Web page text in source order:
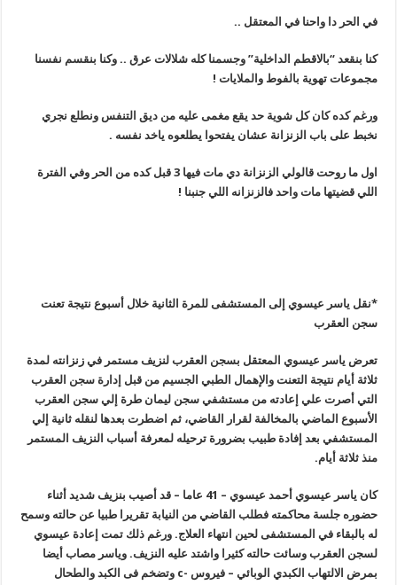
في الحر دا واحنا في المعتقل ..
كنا بنقعد “بالاقطم الداخلية” وجسمنا كله شلالات عرق .. وكنا بنقسم نفسنا
مجموعات تهوية بالفوط والملايات !
ورغم كده كان كل شوية حد يقع مغمى عليه من ديق التنفس ونطلع نجري
نخبط على باب الزنزانة عشان يفتحوا يطلعوه ياخد نفسه .
اول ما روحت قالولي الزنزانة دي مات فيها 3 قبل كده من الحر وفي الفترة
اللي قضيتها مات واحد فالزنزانه اللي جنبنا !
*نقل ياسر عيسوي إلى المستشفى للمرة الثانية خلال أسبوع نتيجة تعنت
سجن العقرب
تعرض ياسر عيسوي المعتقل بسجن العقرب لنزيف مستمر في زنزانته لمدة
ثلاثة أيام نتيجة التعنت والإهمال الطبي الجسيم من قبل إدارة سجن العقرب
التي أصرت علي إعادته من مستشفي سجن ليمان طرة إلي سجن العقرب
الأسبوع الماضي بالمخالفة لقرار القاضي، ثم اضطرت بعدها لنقله ثانية إلي
المستشفي بعد إفادة طبيب بضرورة ترحيله لمعرفة أسباب النزيف المستمر
منذ ثلاثة أيام.
كان ياسر عيسوي أحمد عيسوي – 41 عاما – قد أصيب بنزيف شديد أثناء
حضوره جلسة محاكمته فطلب القاضي من النيابة تقريرا طبيا عن حالته وسمح
له بالبقاء في المستشفى لحين انتهاء العلاج. ورغم ذلك تمت إعادة عيسوي
لسجن العقرب وسائت حالته كثيرا واشتد عليه النزيف. وياسر مصاب أيضا
بمرض الالتهاب الكبدي الوبائي – فيروس -c
وتضخم فى الكبد والطحال